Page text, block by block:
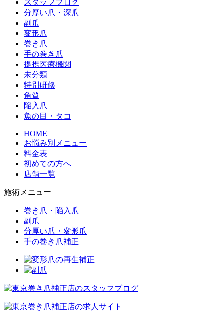
スタッフブログ
分厚い爪・深爪
副爪
変形爪
巻き爪
手の巻き爪
提携医療機関
未分類
特別研修
角質
陥入爪
魚の目・タコ
HOME
お悩み別メニュー
料金表
初めての方へ
店舗一覧
施術メニュー
巻き爪・陥入爪
副爪
分厚い爪・変形爪
手の巻き爪補正